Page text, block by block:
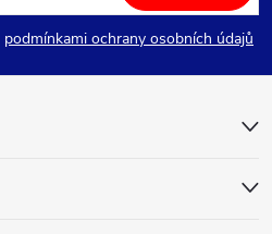
podmínkami ochrany osobních údajů